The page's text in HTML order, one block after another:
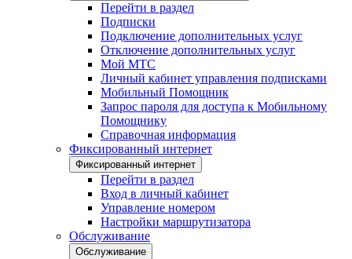
Перейти в раздел
Подписки
Подключение дополнительных услуг
Отключение дополнительных услуг
Мой МТС
Личный кабинет управления подписками
Мобильный Помощник
Запрос пароля для доступа к Мобильному
Помощнику
Справочная информация
Фиксированный интернет
Фиксированный интернет
Перейти в раздел
Вход в личный кабинет
Управление номером
Настройки маршрутизатора
Обслуживание
Обслуживание